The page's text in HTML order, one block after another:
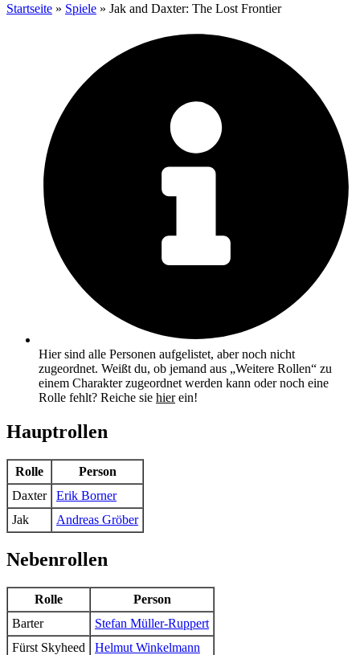
Startseite » Spiele » Jak and Daxter: The Lost Frontier
Hier sind alle Personen aufgelistet, aber noch nicht
zugeordnet. Weißt du, ob jemand aus „Weitere Rollen“ zu
einem Charakter zugeordnet werden kann oder noch eine
Rolle fehlt? Reiche sie hierein!
Hauptrollen
Rolle
Person
Daxter
Erik Borner
Jak
Andreas Gröber
Nebenrollen
Rolle
Person
Barter
Stefan Müller-Ruppert
Fürst Skyheed
Helmut Winkelmann